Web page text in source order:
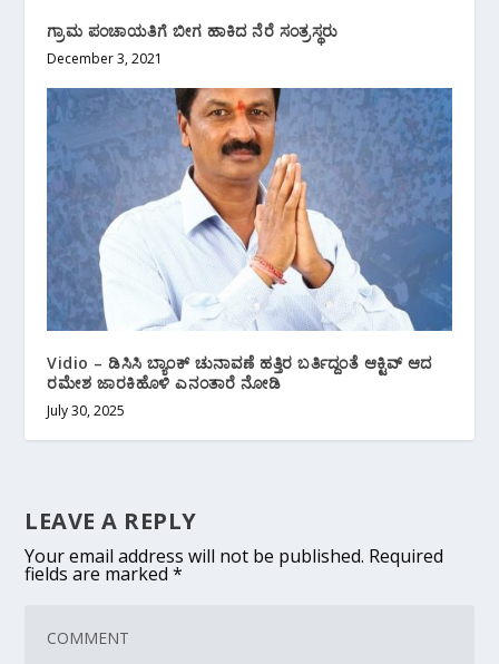
ಗ್ರಾಮ ಪಂಚಾಯತಿಗೆ ಬೀಗ ಹಾಕಿದ ನೆರೆ ಸಂತ್ರಸ್ಥರು
December 3, 2021
Vidio – ಡಿಸಿಸಿ ಬ್ಯಾಂಕ್ ಚುನಾವಣೆ ಹತ್ತಿರ ಬರ್ತಿದ್ದಂತೆ ಆಕ್ಟಿವ್ ಆದ
ರಮೇಶ ಜಾರಕಿಹೊಳಿ ಎನಂತಾರೆ ನೋಡಿ
July 30, 2025
LEAVE A REPLY
Your email address will not be published. Required
fields are marked*